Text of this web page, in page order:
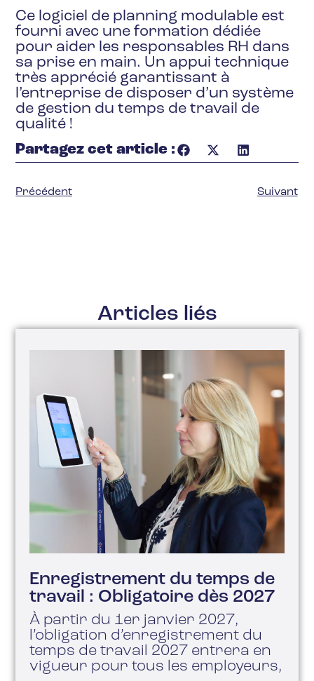
Ce logiciel de planning modulable est
fourni avec une formation dédiée
pour aider les responsables RH dans
sa prise en main. Un appui technique
très apprécié garantissant à
l’entreprise de disposer d’un système
de gestion du temps de travail de
qualité !
Partagez cet article :
Précédent Suivant
Articles liés
Enregistrement du temps de
travail : Obligatoire dès 2027
À partir du 1er janvier 2027,
l’obligation d’enregistrement du
temps de travail 2027 entrera en
vigueur pour tous les employeurs,